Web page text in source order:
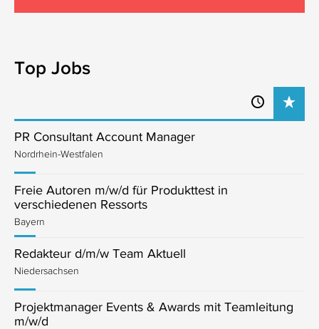
Top Jobs
PR Consultant Account Manager
Nordrhein-Westfalen
Freie Autoren m/w/d für Produkttest in
verschiedenen Ressorts
Bayern
Redakteur d/m/w Team Aktuell
Niedersachsen
Projektmanager Events & Awards mit Teamleitung
m/w/d